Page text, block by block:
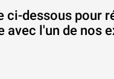
dessous pour
l'un de nos